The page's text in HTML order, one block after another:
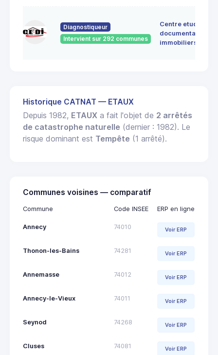
Diagnostiqueur
Intervient sur 292 communes
Centre etudes
documentation
immobiliers
Historique CATNAT — ETAUX
Depuis 1982, ETAUX a fait l'objet de 2 arrêtés
de catastrophe naturelle (dernier : 1982). Le
risque dominant est Tempête (1 arrêté).
Communes voisines — comparatif
Commune Code INSEE ERP en ligne
Annecy 74010 Voir ERP
Thonon-les-Bains 74281 Voir ERP
Annemasse 74012 Voir ERP
Annecy-le-Vieux 74011 Voir ERP
Seynod 74268 Voir ERP
Cluses 74081 Voir ERP